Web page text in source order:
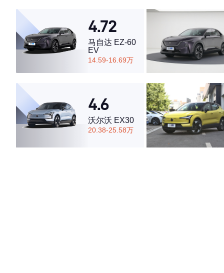
·空间表现一般，低于74%同级车
4.72
马自达 EZ-60
EV
14.59-16.69万
4.6
沃尔沃 EX30
20.38-25.58万